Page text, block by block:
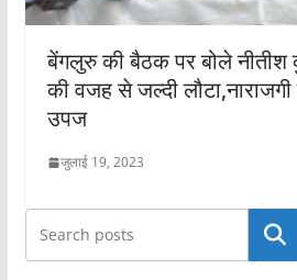
बेंगलुरु की बैठक पर बोले नीतीश
की वजह से जल्दी लौटा,नाराजगी
उपज
जुलाई 19, 2023
खोजें